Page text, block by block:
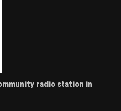
radio station in